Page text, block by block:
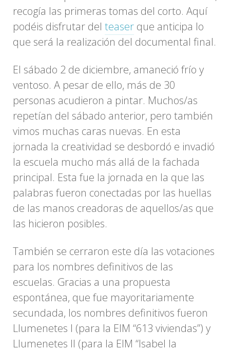
recogía las primeras tomas del corto. Aquí
podéis disfrutar del teaser que anticipa lo
que será la realización del documental final.
El sábado 2 de diciembre, amaneció frío y
ventoso. A pesar de ello, más de 30
personas acudieron a pintar. Muchos/as
repetían del sábado anterior, pero también
vimos muchas caras nuevas. En esta
jornada la creatividad se desbordó e invadió
la escuela mucho más allá de la fachada
principal. Esta fue la jornada en la que las
palabras fueron conectadas por las huellas
de las manos creadoras de aquellos/as que
las hicieron posibles.
También se cerraron este día las votaciones
para los nombres definitivos de las
escuelas. Gracias a una propuesta
espontánea, que fue mayoritariamente
secundada, los nombres definitivos fueron
Llumenetes I (para la EIM “613 viviendas”) y
Llumenetes II (para la EIM “Isabel la